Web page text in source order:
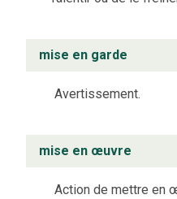
mise en garde
Avertissement.
mise en œuvre
Action de mettre en